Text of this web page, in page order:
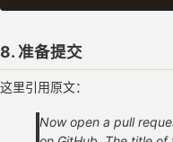
8. 准备提交
这里引用原文：
Now open a pull